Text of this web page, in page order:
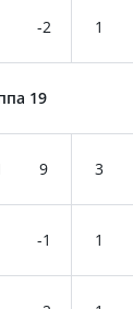
-2 1
19
9 3
-1 1